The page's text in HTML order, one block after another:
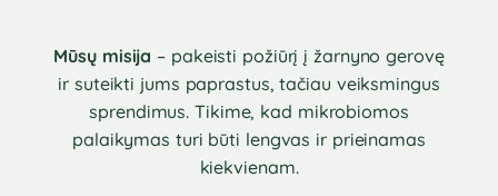
Mūsų misija – pakeisti požiūrį į žarnyno gerovę
ir suteikti jums paprastus, tačiau veiksmingus
sprendimus. Tikime, kad mikrobiomos
palaikymas turi būti lengvas ir prieinamas
kiekvienam.